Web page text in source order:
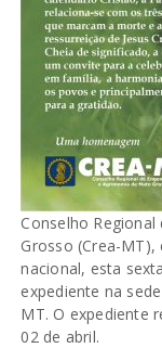
Conselho
Grosso (Crea-
nacional, esta
expediente na
MT. O expediente
02 de abril.